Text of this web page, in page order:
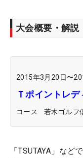
大会概要・解説
2015年3月20日〜
Ｔポイントレ
コース 若木ゴルフ
「TSUTAYA」な